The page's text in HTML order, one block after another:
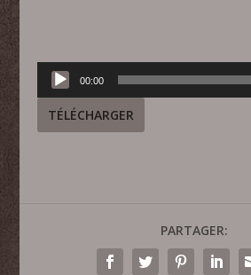
Lecteur
audio
00:00
TÉLÉCHARGER
PARTAGER: